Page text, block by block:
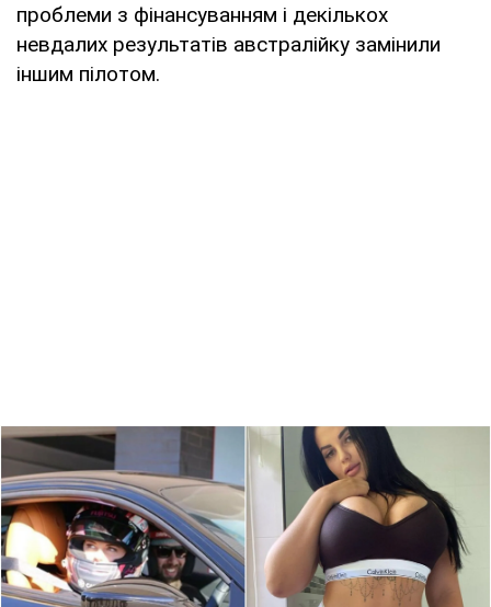
проблеми з фінансуванням і декількох
невдалих результатів австралійку замінили
іншим пілотом.